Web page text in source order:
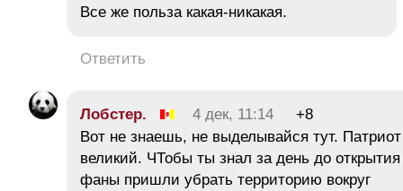
Все же польза какая-никакая.
Ответить
Лобстер. 4 дек, 11:14
+8
Вот не знаешь, не выделывайся тут. Патриот
великий. ЧТобы ты знал за день до открытия
фаны пришли убрать территорию вокруг